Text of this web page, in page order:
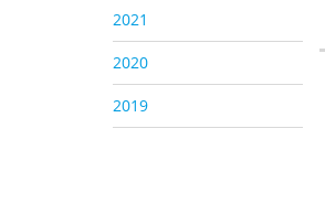
2021
2020
2019